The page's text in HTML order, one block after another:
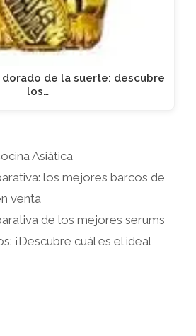
de la suerte: descubre
los…
Asiática
los mejores barcos de
venta
de los mejores serums
¡Descubre cuál es el ideal